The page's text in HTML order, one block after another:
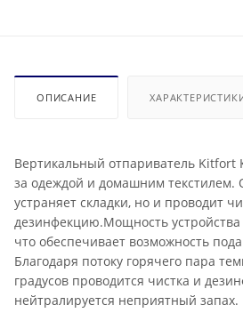
ОПИСАНИЕ
Вертикальный отпариватель Kitfort
за одеждой и домашним текстилем.
устраняет складки, но и проводит
дезинфекцию.Мощность устройства
что обеспечивает возможность
Благодаря потоку горячего пара
градусов проводится чистка и
нейтралируется неприятный запах.